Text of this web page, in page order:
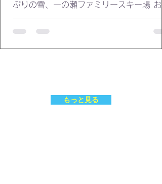
ぷりの雪、一の瀬ファミリースキー場 お
り合いのインストラクターがおこみんに。
もっと見る